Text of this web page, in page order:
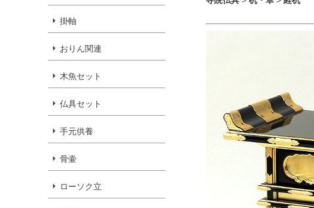
掛軸
おりん関連
木魚セット
仏具セット
手元供養
骨壷
ローソク立